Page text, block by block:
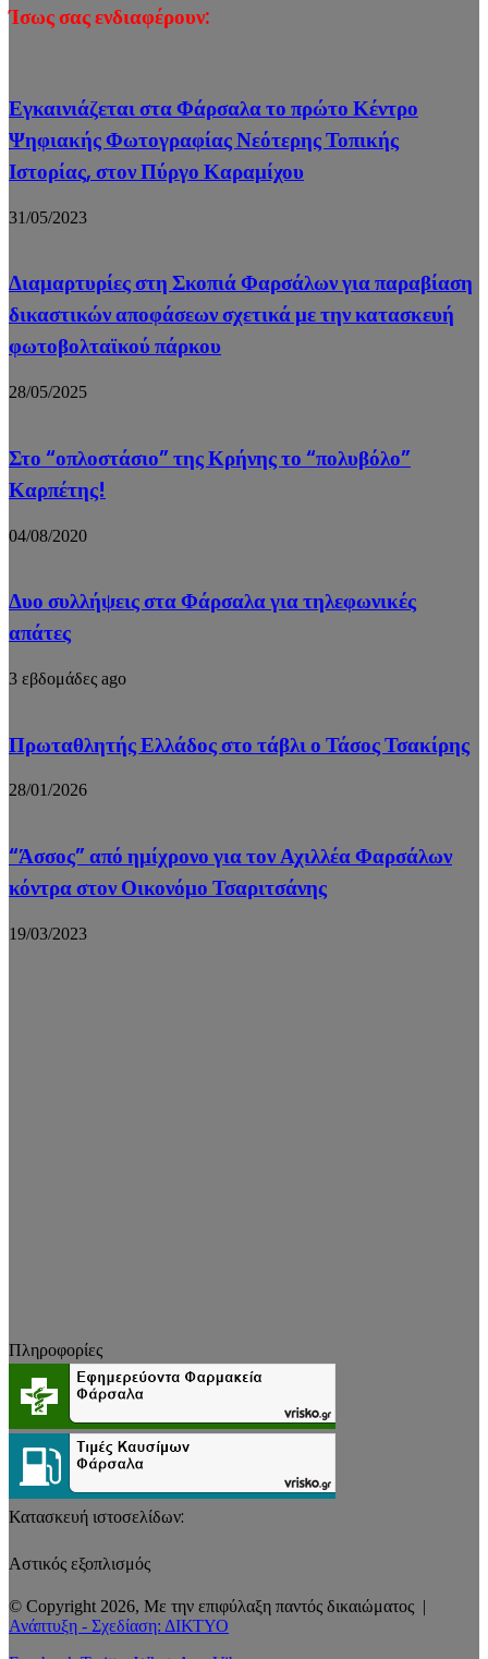
Ίσως σας ενδιαφέρουν:
Εγκαινιάζεται στα Φάρσαλα το πρώτο Κέντρο
Ψηφιακής Φωτογραφίας Νεότερης Τοπικής
Ιστορίας, στον Πύργο Καραμίχου
31/05/2023
Διαμαρτυρίες στη Σκοπιά Φαρσάλων για παραβίαση
δικαστικών αποφάσεων σχετικά με την κατασκευή
φωτοβολταϊκού πάρκου
28/05/2025
Στο “οπλοστάσιο” της Κρήνης το “πολυβόλο”
Καρπέτης!
04/08/2020
Δυο συλλήψεις στα Φάρσαλα για τηλεφωνικές
απάτες
3 εβδομάδες ago
Πρωταθλητής Ελλάδος στο τάβλι ο Τάσος Τσακίρης
28/01/2026
“Άσσος” από ημίχρονο για τον Αχιλλέα Φαρσάλων
κόντρα στον Οικονόμο Τσαριτσάνης
19/03/2023
Πληροφορίες
Κατασκευή ιστοσελίδων:
Αστικός εξοπλισμός
© Copyright 2026, Με την επιφύλαξη παντός δικαιώματος |
Ανάπτυξη - Σχεδίαση: ΔΙΚΤΥΟ